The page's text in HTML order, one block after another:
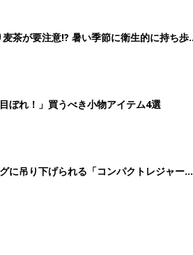
茶が要注意!? 暑い季節に衛生的に持ち歩
ぼれ！」買うべき小物アイテム4選
に吊り下げられる「コンパクトレジャーシ